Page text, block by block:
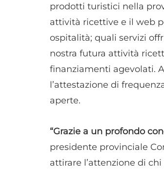
prodotti turistici nella
attività ricettive e il web
ospitalità; quali servizi
nostra futura attività
finanziamenti agevolati.
l’attestazione di
aperte.
“Grazie a un profondo
presidente provinciale
attirare l’attenzione di